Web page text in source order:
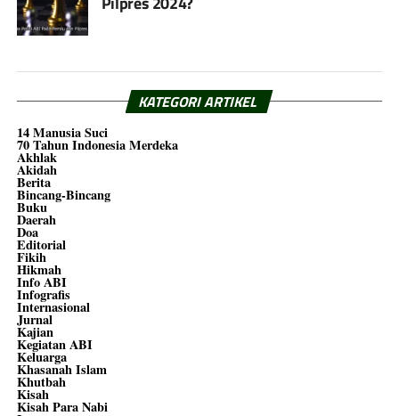
KATEGORI ARTIKEL
14 Manusia Suci
70 Tahun Indonesia Merdeka
Akhlak
Akidah
Berita
Bincang-Bincang
Buku
Daerah
Doa
Editorial
Fikih
Hikmah
Info ABI
Infografis
Internasional
Jurnal
Kajian
Kegiatan ABI
Keluarga
Khasanah Islam
Khutbah
Kisah
Kisah Para Nabi